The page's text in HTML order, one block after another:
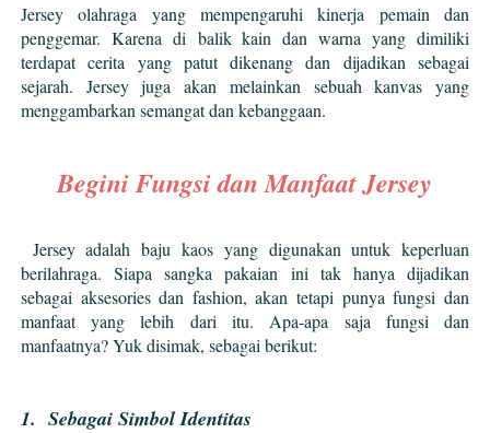
Jersey olahraga yang mempengaruhi kinerja pemain dan
penggemar. Karena di balik kain dan warna yang dimiliki
terdapat cerita yang patut dikenang dan dijadikan sebagai
sejarah. Jersey juga akan melainkan sebuah kanvas yang
menggambarkan semangat dan kebanggaan.
Begini Fungsi dan Manfaat Jersey
Jersey adalah baju kaos yang digunakan untuk keperluan
berilahraga. Siapa sangka pakaian ini tak hanya dijadikan
sebagai aksesories dan fashion, akan tetapi punya fungsi dan
manfaat yang lebih dari itu. Apa-apa saja fungsi dan
manfaatnya? Yuk disimak, sebagai berikut:
1. Sebagai Simbol Identitas